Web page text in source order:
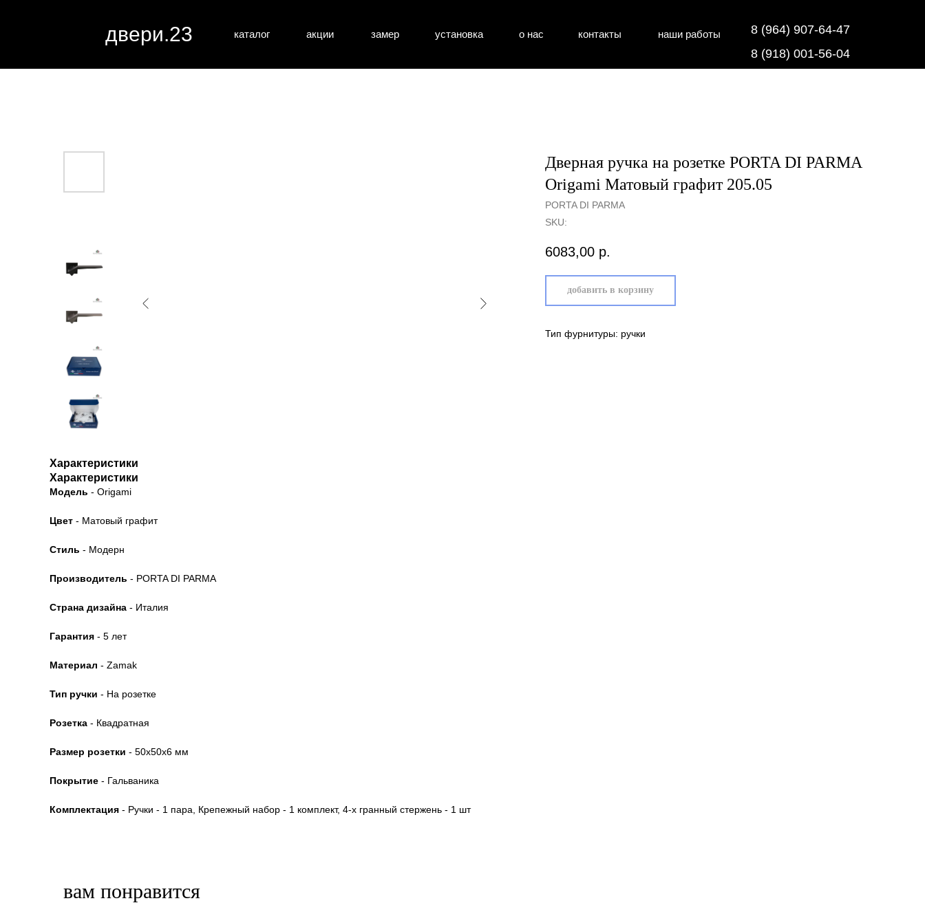
напольные покрытия
каталог контакты
о нас
установка
акции замер
двери.23
8 (918) 001-56-04
наши работы 8 (964) 907-64-47
Дверная ручка на розетке PORTA DI PARMA
Origami Матовый графит 205.05
PORTA DI PARMA
SKU:
6083,00 р.
добавить в корзину
Тип фурнитуры: ручки
Характеристики
Характеристики
Модель - Origami
Цвет - Матовый графит
Стиль - Модерн
Производитель - PORTA DI PARMA
Страна дизайна - Италия
Гарантия - 5 лет
Материал - Zamak
Тип ручки - На розетке
Розетка - Квадратная
Размер розетки - 50x50x6 мм
Покрытие - Гальваника
Комплектация - Ручки - 1 пара, Крепежный набор - 1 комплект, 4-х гранный стержень - 1 шт
вам понравится